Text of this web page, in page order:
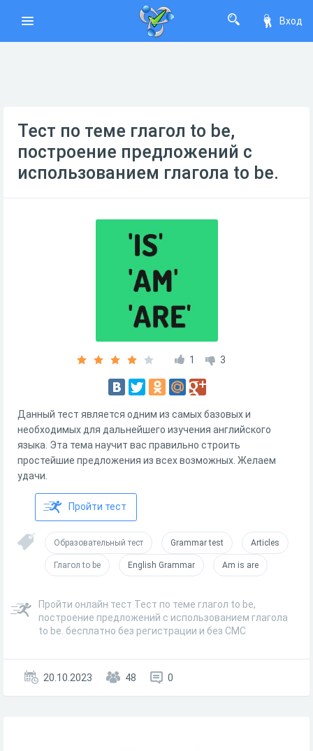
Вход
Тест по теме глагол to be,
построение предложений с
использованием глагола to be.
1 3
Данный тест является одним из самых базовых и
необходимых для дальнейшего изучения английского
языка. Эта тема научит вас правильно строить
простейшие предложения из всех возможных. Желаем
удачи.
Пройти тест
Образовательный тест Grammar test Articles
Глагол to be English Grammar Am is are
Пройти онлайн тест Тест по теме глагол to be,
построение предложений с использованием глагола
to be. бесплатно без регистрации и без СМС
20.10.2023 48 0